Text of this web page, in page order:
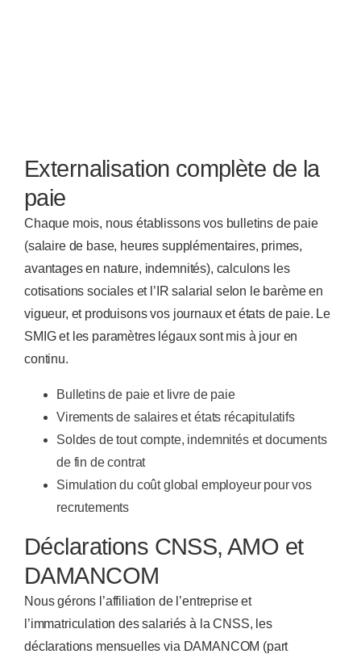
Externalisation complète de la
paie
Chaque mois, nous établissons vos bulletins de paie
(salaire de base, heures supplémentaires, primes,
avantages en nature, indemnités), calculons les
cotisations sociales et l’IR salarial selon le barème en
vigueur, et produisons vos journaux et états de paie. Le
SMIG et les paramètres légaux sont mis à jour en
continu.
Bulletins de paie et livre de paie
Virements de salaires et états récapitulatifs
Soldes de tout compte, indemnités et documents
de fin de contrat
Simulation du coût global employeur pour vos
recrutements
Déclarations CNSS, AMO et
DAMANCOM
Nous gérons l’affiliation de l’entreprise et
l’immatriculation des salariés à la CNSS, les
déclarations mensuelles via DAMANCOM (part